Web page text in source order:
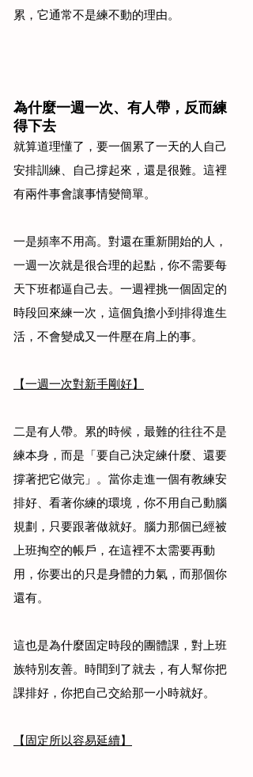
累，它通常不是練不動的理由。
為什麼一週一次、有人帶，反而練
得下去
就算道理懂了，要一個累了一天的人自己
安排訓練、自己撐起來，還是很難。這裡
有兩件事會讓事情變簡單。
一是頻率不用高。對還在重新開始的人，
一週一次就是很合理的起點，你不需要每
天下班都逼自己去。一週裡挑一個固定的
時段回來練一次，這個負擔小到排得進生
活，不會變成又一件壓在肩上的事。
【一週一次對新手剛好】
二是有人帶。累的時候，最難的往往不是
練本身，而是「要自己決定練什麼、還要
撐著把它做完」。當你走進一個有教練安
排好、看著你練的環境，你不用自己動腦
規劃，只要跟著做就好。腦力那個已經被
上班掏空的帳戶，在這裡不太需要再動
用，你要出的只是身體的力氣，而那個你
還有。
這也是為什麼固定時段的團體課，對上班
族特別友善。時間到了就去，有人幫你把
課排好，你把自己交給那一小時就好。
【固定所以容易延續】